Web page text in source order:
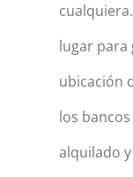
lugar para
ubicación
los
alquilado